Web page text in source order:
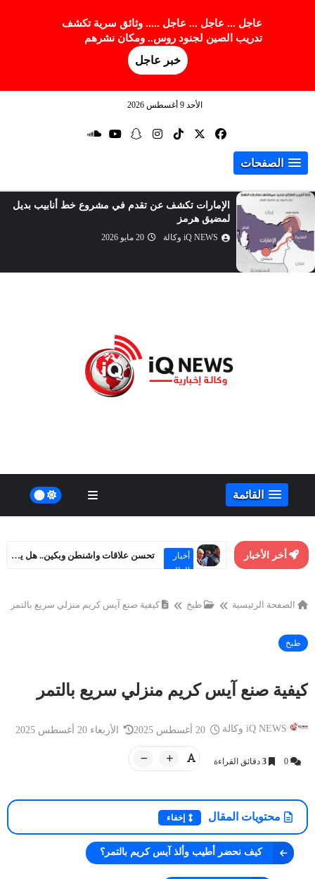
عاجل ... عاجل ... عاجل ..... وثائق سرية تكشف
تدريب الصين لجنود روس.. ومكان نشرهم
خبر عاجل
الأحد 9 أغسطس 2026
الصفحات
تحسن علاقات واشنطن وبكين.. هل يهدد مصالح روسيا
الاستراتيجية؟
iQ NEWS وكالة 20 مايو 2026
أخبار العراق
العراق.. توجيه عاجل من رئيس الحكومة
أخبار العراق
القائمة
أخر الأخبار صحة تفش صامت لـ "إيبولا" يسبق الاكتشاف.. سلالة نادرة بلا علاج تهدد وسط أفريقي...
الصفحة الرئيسية طبخ كيفية صنع آيس كريم منزلي سريع بالتمر
طبخ
كيفية صنع آيس كريم منزلي سريع بالتمر
iQ NEWS وكالة الأربعاء 20 أغسطس 2025
0
3 دقائق القراءة
محتويات المقال إخفاء
كيف نحضر أطيب وألذ آيس كريم بالتمر؟